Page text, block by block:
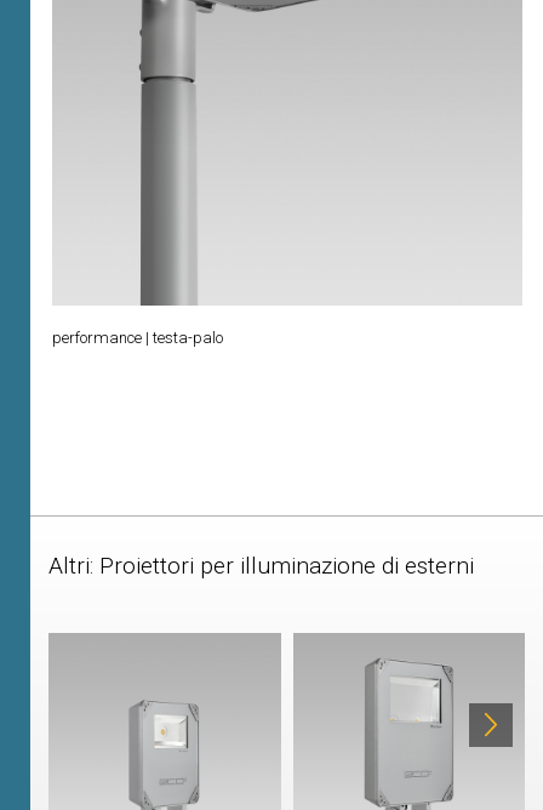
performance | testa-palo
Altri: Proiettori per illuminazione di esterni